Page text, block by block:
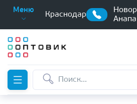
Меню
Краснодар
Анапа